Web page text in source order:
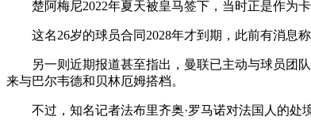
楚阿梅尼2022年夏天被皇马签下，当时正是作为
这名26岁的球员合同2028年才到期，此前有消息
另一则近期报道甚至指出，曼联已主动与球员团
来与巴尔韦德和贝林厄姆搭档。
不过，知名记者法布里齐奥·罗马诺对法国人的处